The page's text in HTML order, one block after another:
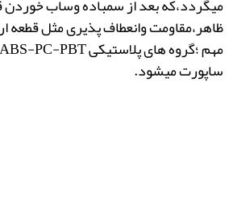
ظاهر،مقاومت وانعطاف پذیری مثل قطعه
ساپورت میشود.